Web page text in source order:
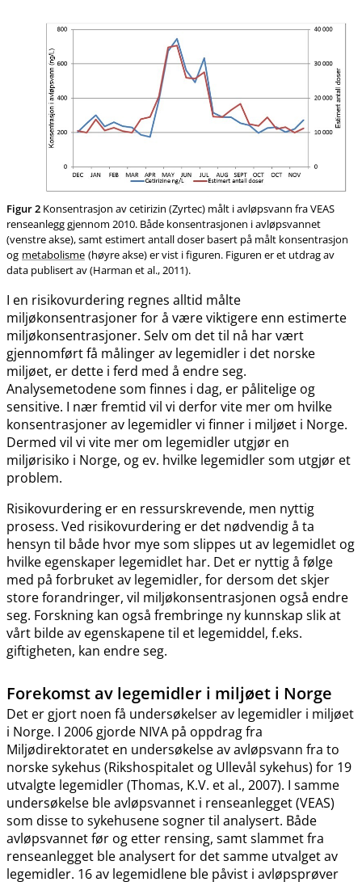
Figur 2 Konsentrasjon av cetirizin (Zyrtec) målt i avløpsvann fra VEAS
renseanlegg gjennom 2010. Både konsentrasjonen i avløpsvannet
(venstre akse), samt estimert antall doser basert på målt konsentrasjon
og metabolisme (høyre akse) er vist i figuren. Figuren er et utdrag av
data publisert av (Harman et al., 2011).
I en risikovurdering regnes alltid målte
miljøkonsentrasjoner for å være viktigere enn estimerte
miljøkonsentrasjoner. Selv om det til nå har vært
gjennomført få målinger av legemidler i det norske
miljøet, er dette i ferd med å endre seg.
Analysemetodene som finnes i dag, er pålitelige og
sensitive. I nær fremtid vil vi derfor vite mer om hvilke
konsentrasjoner av legemidler vi finner i miljøet i Norge.
Dermed vil vi vite mer om legemidler utgjør en
miljørisiko i Norge, og ev. hvilke legemidler som utgjør et
problem.
Risikovurdering er en ressurskrevende, men nyttig
prosess. Ved risikovurdering er det nødvendig å ta
hensyn til både hvor mye som slippes ut av legemidlet og
hvilke egenskaper legemidlet har. Det er nyttig å følge
med på forbruket av legemidler, for dersom det skjer
store forandringer, vil miljøkonsentrasjonen også endre
seg. Forskning kan også frembringe ny kunnskap slik at
vårt bilde av egenskapene til et legemiddel, f.eks.
giftigheten, kan endre seg.
Forekomst av legemidler i miljøet i Norge
Det er gjort noen få undersøkelser av legemidler i miljøet
i Norge. I 2006 gjorde NIVA på oppdrag fra
Miljødirektoratet en undersøkelse av avløpsvann fra to
norske sykehus (Rikshospitalet og Ullevål sykehus) for 19
utvalgte legemidler (Thomas, K.V. et al., 2007). I samme
undersøkelse ble avløpsvannet i renseanlegget (VEAS)
som disse to sykehusene sogner til analysert. Både
avløpsvannet før og etter rensing, samt slammet fra
renseanlegget ble analysert for det samme utvalget av
legemidler. 16 av legemidlene ble påvist i avløpsprøver